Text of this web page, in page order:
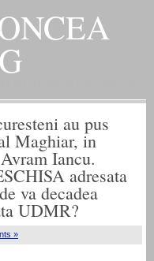
au pus
Maghiar, in
Iancu.
adresata
va decadea
UDMR?
»